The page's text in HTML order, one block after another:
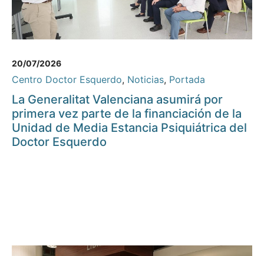
20/07/2026
Centro Doctor Esquerdo, Noticias, Portada
La Generalitat Valenciana asumirá por
primera vez parte de la financiación de la
Unidad de Media Estancia Psiquiátrica del
Doctor Esquerdo